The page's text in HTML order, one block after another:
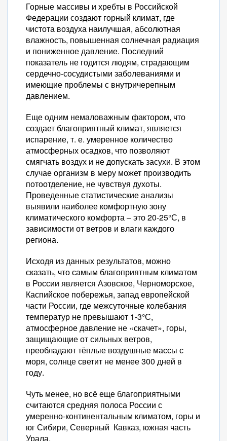
Горные массивы и хребты в Российской
Федерации создают горный климат, где
чистота воздуха наилучшая, абсолютная
влажность, повышенная солнечная радиация
и пониженное давление. Последний
показатель не годится людям, страдающим
сердечно-сосудистыми заболеваниями и
имеющие проблемы с внутричерепным
давлением.
Еще одним немаловажным фактором, что
создает благоприятный климат, является
испарение, т. е. умеренное количество
атмосферных осадков, что позволяют
смягчать воздух и не допускать засухи. В этом
случае организм в меру может производить
потоотделение, не чувствуя духоты.
Проведенные статистические анализы
выявили наиболее комфортную зону
климатического комфорта – это 20-25°С, в
зависимости от ветров и влаги каждого
региона.
Исходя из данных результатов, можно
сказать, что самым благоприятным климатом
в России является Азовское, Черноморское,
Каспийское побережья, запад европейской
части России, где межсуточные колебания
температур не превышают 1-3°С,
атмосферное давление не «скачет», горы,
защищающие от сильных ветров,
преобладают тёплые воздушные массы с
моря, солнце светит не менее 300 дней в
году.
Чуть менее, но всё еще благоприятными
считаются средняя полоса России с
умеренно-континентальным климатом, горы и
юг Сибири, Северный Кавказ, южная часть
Урала.